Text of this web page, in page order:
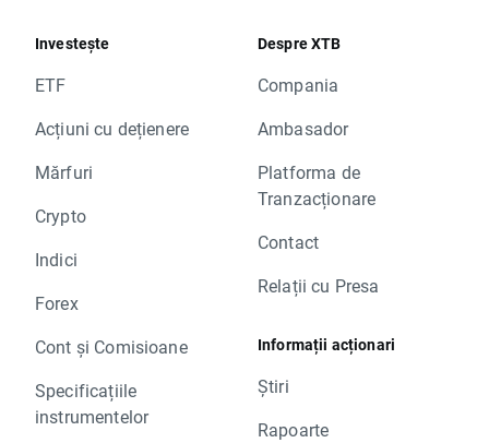
Investește
ETF
Acțiuni cu dețienere
Mărfuri
Crypto
Indici
Forex
Cont și Comisioane
Specificațiile
instrumentelor
Despre XTB
Compania
Ambasador
Platforma de
Tranzacționare
Contact
Relații cu Presa
Informații acționari
Știri
Rapoarte